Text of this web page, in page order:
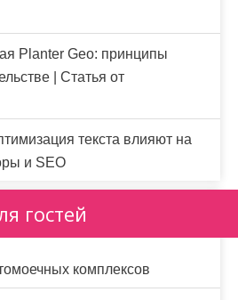
Planter Geo: принципы
| Статья от
текста влияют на
и SEO
гостей
комплексов